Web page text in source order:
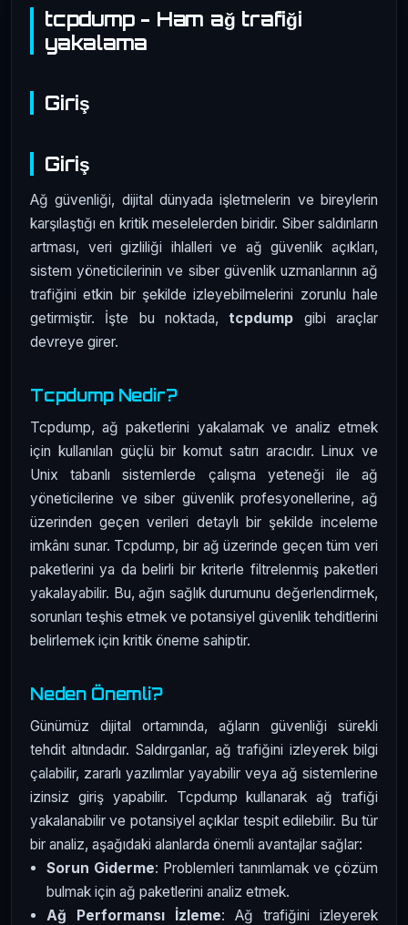
tcpdump - Ham ağ trafiği
yakalama
Giriş
Giriş
Ağ güvenliği, dijital dünyada işletmelerin ve bireylerin
karşılaştığı en kritik meselelerden biridir. Siber saldırıların
artması, veri gizliliği ihlalleri ve ağ güvenlik açıkları,
sistem yöneticilerinin ve siber güvenlik uzmanlarının ağ
trafiğini etkin bir şekilde izleyebilmelerini zorunlu hale
getirmiştir. İşte bu noktada,tcpdump gibi araçlar
devreye girer.
Tcpdump Nedir?
Tcpdump, ağ paketlerini yakalamak ve analiz etmek
için kullanılan güçlü bir komut satırı aracıdır. Linux ve
Unix tabanlı sistemlerde çalışma yeteneği ile ağ
yöneticilerine ve siber güvenlik profesyonellerine, ağ
üzerinden geçen verileri detaylı bir şekilde inceleme
imkânı sunar. Tcpdump, bir ağ üzerinde geçen tüm veri
paketlerini ya da belirli bir kriterle filtrelenmiş paketleri
yakalayabilir. Bu, ağın sağlık durumunu değerlendirmek,
sorunları teşhis etmek ve potansiyel güvenlik tehditlerini
belirlemek için kritik öneme sahiptir.
Neden Önemli?
Günümüz dijital ortamında, ağların güvenliği sürekli
tehdit altındadır. Saldırganlar, ağ trafiğini izleyerek bilgi
çalabilir, zararlı yazılımlar yayabilir veya ağ sistemlerine
izinsiz giriş yapabilir. Tcpdump kullanarak ağ trafiği
yakalanabilir ve potansiyel açıklar tespit edilebilir. Bu tür
bir analiz, aşağıdaki alanlarda önemli avantajlar sağlar:
Sorun Giderme: Problemleri tanımlamak ve çözüm
bulmak için ağ paketlerini analiz etmek.
Ağ Performansı İzleme: Ağ trafiğini izleyerek